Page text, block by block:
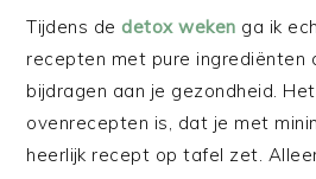
Tijdens dedetox weken ga ik
recepten met pure ingrediënten
bijdragen aan je gezondheid.
ovenrecepten is, dat je met
heerlijk recept op tafel zet.